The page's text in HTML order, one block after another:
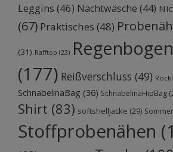
Leggins (46) Nachtwäsche (44)
(67) Praktisches (48)
(31) Rafftop (23)
(177) Reißverschluss (49)
SchnabelinaBag (36) SchnabelinaHipBag
Shirt (83) softshelljacke (29)
Stoffprobenähen